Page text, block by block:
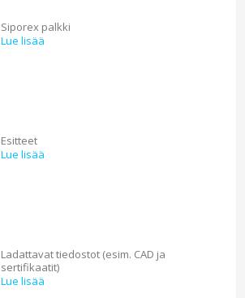
Siporex palkki
Lue lisää
Esitteet
Lue lisää
Ladattavat tiedostot (esim. CAD ja
sertifikaatit)
Lue lisää